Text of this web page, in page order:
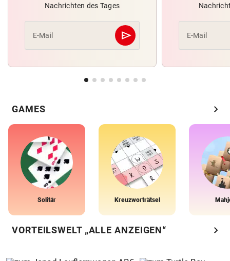
Nachrichten des Tages
E-Mail send
Abschicken E-Mail
GAMES chevron_right
Solitär Kreuzworträtsel
VORTEILSWELT „ALLE ANZEIGEN“ chevron_right